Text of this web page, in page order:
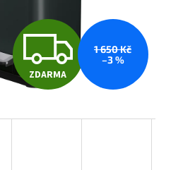
Z
D
ZDARMA
1 650 Kč
–3 %